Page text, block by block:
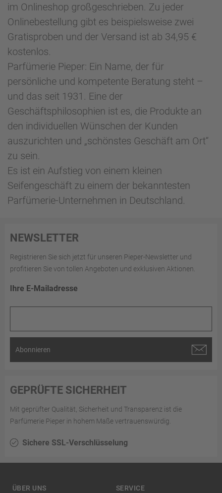
im Onlineshop großgeschrieben. Zu jeder
Onlinebestellung gibt es beispielsweise zwei
Gratisproben und der Versand ist ab 34,95 €
kostenlos.
Parfümerie Pieper: Ein Name, der für
persönliche und kompetente Beratung steht –
und das seit 1931. Eine der
Geschäftsphilosophien ist es, die Produkte an
den individuellen Wünschen der Kunden
auszurichten und „schönstes Geschäft am Ort“
zu sein.
Es ist ein Aufstieg von einem kleinen
Seifengeschäft zu einem der bekanntesten
Parfümerie-Unternehmen in Deutschland.
NEWSLETTER
Registrieren Sie sich jetzt für unseren Pieper-Newsletter und
profitieren Sie von tollen Angeboten und exklusiven Aktionen.
Ihre E-Mailadresse
Abonnieren
GEPRÜFTE SICHERHEIT
Mit geprüfter Qualität, Sicherheit und Transparenz ist die
Parfümerie Pieper in hohem Maße vertrauenswürdig.
Sichere SSL-Verschlüsselung
ÜBER UNS
SERVICE